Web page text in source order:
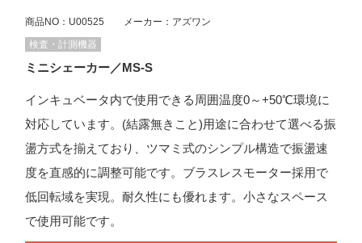
商品NO：U00525 メーカー：アズワン
検査・計測機器
ミニシェーカー／MS-S
インキュベータ内で使用できる周囲温度0～+50℃環境に
対応しています。(結露無きこと)用途に合わせて選べる振
盪方式を揃えており、ツマミ式のシンプル構造で振盪速
度を直感的に調整可能です。ブラスレスモーター採用で
低回転域を実現。耐久性にも優れます。小さなスペース
で使用可能です。